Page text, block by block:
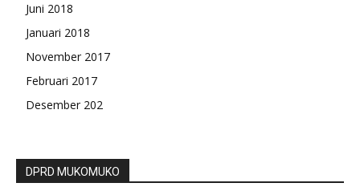
Juni 2018
Januari 2018
November 2017
Februari 2017
Desember 202
DPRD MUKOMUKO